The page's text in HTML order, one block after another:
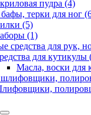
пудра (4)
терки для ног
(5)
(1)
средства для рук,
для кутикулы
Масла, воски для